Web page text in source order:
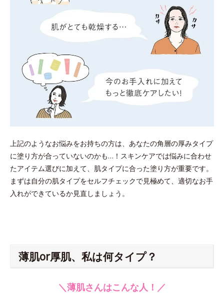
上記のようなお悩みをお持ちの方は、あなたの角層の厚みタイプ
に塗り方が合っていないのかも…！スキンケアでは悩みに合わせ
たアイテム選びに加えて、肌タイプに合った塗り方が重要です。
まずは自分の肌タイプをセルフチェックで見極めて、適切なお手
入れができているか見直しましょう。
薄肌or厚肌、私は何タイプ？
＼薄肌さんはこんな人！／